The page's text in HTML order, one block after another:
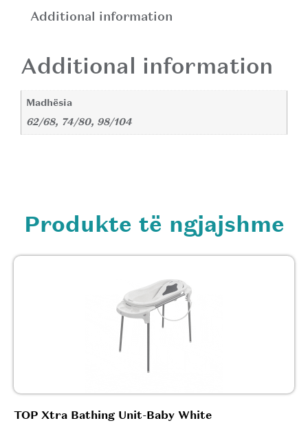
Additional information
Additional information
Madhësia
62/68, 74/80, 98/104
Produkte të ngjajshme
TOP Xtra Bathing Unit-Baby White